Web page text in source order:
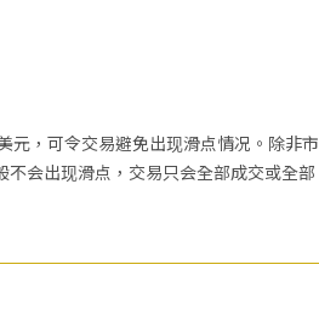
元，可令交易避免出现滑点情况。除非市
会出现滑点，交易只会全部成交或全部